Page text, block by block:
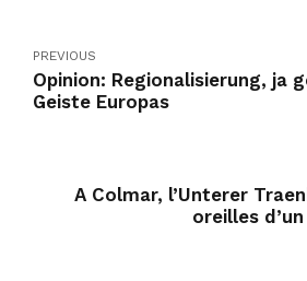
PREVIOUS
Opinion: Regionalisierung, ja
Geiste Europas
A Colmar, l’Unterer
oreilles